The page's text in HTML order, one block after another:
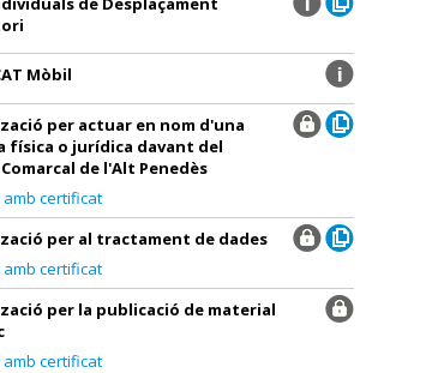
Mòbil
per actuar en nom d'una
física o jurídica davant del
de l'Alt Penedès
certificat
per al tractament de dades
certificat
per la publicació de material
certificat